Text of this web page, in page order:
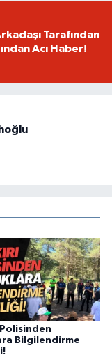
Tarafından
Acı Haber!
Polisinden
Bilgilendirme